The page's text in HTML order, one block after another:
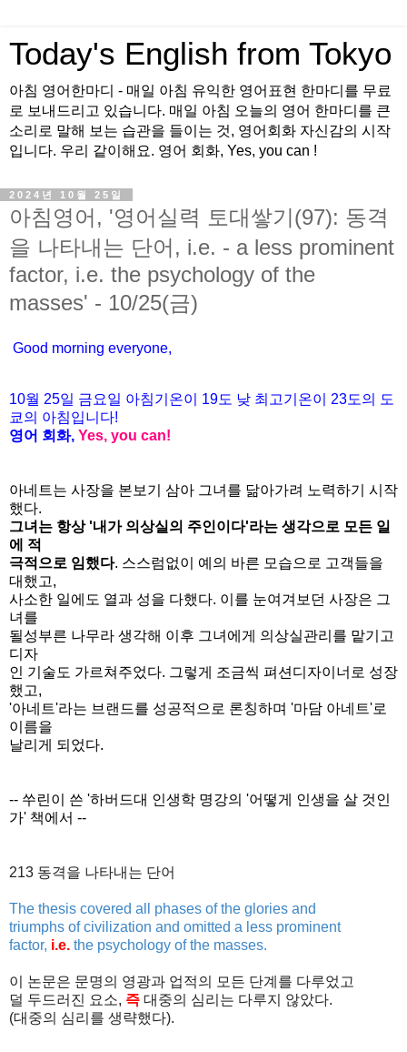
Today's English from Tokyo
아침 영어한마디 - 매일 아침 유익한 영어표현 한마디를 무료
로 보내드리고 있습니다. 매일 아침 오늘의 영어 한마디를 큰
소리로 말해 보는 습관을 들이는 것, 영어회화 자신감의 시작
입니다. 우리 같이해요. 영어 회화, Yes, you can !
2024년 10월 25일
아침영어, '영어실력 토대쌓기(97): 동격
을 나타내는 단어, i.e. - a less prominent
factor, i.e. the psychology of the
masses' - 10/25(금)
Good morning everyone,
10월 25일 금요일 아침기온이 19도 낮 최고기온이 23도의 도
쿄의 아침입니다!
영어 회화, Yes, you can!
아네트는 사장을 본보기 삼아 그녀를 닮아가려 노력하기 시작
했다.
그녀는 항상 '내가 의상실의 주인이다'라는 생각으로 모든 일
에 적
극적으로 임했다. 스스럼없이 예의 바른 모습으로 고객들을
대했고,
사소한 일에도 열과 성을 다했다. 이를 눈여겨보던 사장은 그
녀를
될성부른 나무라 생각해 이후 그녀에게 의상실관리를 맡기고
디자
인 기술도 가르쳐주었다. 그렇게 조금씩 펴션디자이너로 성장
했고,
'아네트'라는 브랜드를 성공적으로 론칭하며 '마담 아네트'로
이름을
날리게 되었다.
-- 쑤린이 쓴 '하버드대 인생학 명강의 '어떻게 인생을 살 것인
가' 책에서 --
213 동격을 나타내는 단어
The thesis covered all phases of the glories and
triumphs of civilization and omitted a less prominent
factor, i.e. the psychology of the masses.
이 논문은 문명의 영광과 업적의 모든 단계를 다루었고
덜 두드러진 요소, 즉 대중의 심리는 다루지 않았다.
(대중의 심리를 생략했다).